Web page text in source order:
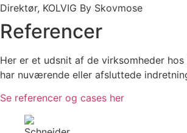
Direktør, KOLVIG By Skovmose
Referencer
Her er et udsnit af de virksomheder hos
har nuværende eller afsluttede
Se referencer og cases her